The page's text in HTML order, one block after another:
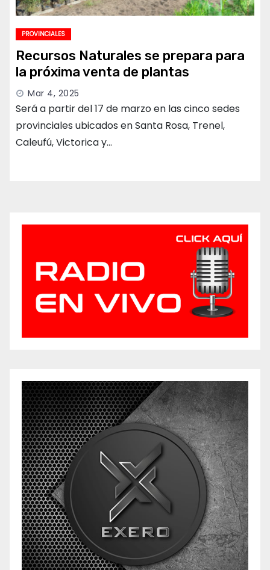
PROVINCIALES
Recursos Naturales se prepara para
la próxima venta de plantas
Mar 4, 2025
Será a partir del 17 de marzo en las cinco sedes
provinciales ubicados en Santa Rosa, Trenel,
Caleufú, Victorica y…